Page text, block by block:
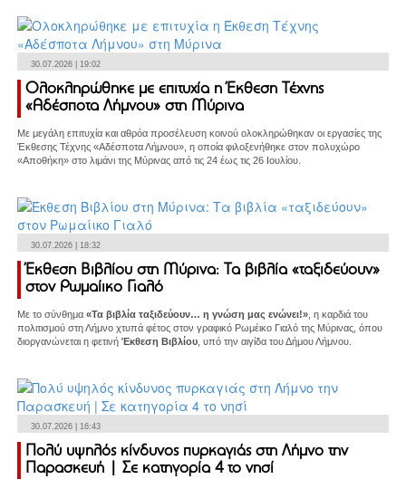
30.07.2026 | 19:02
Ολοκληρώθηκε με επιτυχία η Έκθεση Τέχνης
«Αδέσποτα Λήμνου» στη Μύρινα
Με μεγάλη επιτυχία και αθρόα προσέλευση κοινού ολοκληρώθηκαν οι εργασίες της
Έκθεσης Τέχνης «Αδέσποτα Λήμνου», η οποία φιλοξενήθηκε στον πολυχώρο
«Αποθήκη» στο λιμάνι της Μύρινας από τις 24 έως τις 26 Ιουλίου.
30.07.2026 | 18:32
Έκθεση Βιβλίου στη Μύρινα: Τα βιβλία «ταξιδεύουν»
στον Ρωμαίικο Γιαλό
Με το σύνθημα «Τα βιβλία ταξιδεύουν… η γνώση μας ενώνει!» , η καρδιά του
πολιτισμού στη Λήμνο χτυπά φέτος στον γραφικό Ρωμέικο Γιαλό της Μύρινας, όπου
διοργανώνεται η φετινή Έκθεση Βιβλίου , υπό την αιγίδα του Δήμου Λήμνου.
30.07.2026 | 16:43
Πολύ υψηλός κίνδυνος πυρκαγιάς στη Λήμνο την
Παρασκευή | Σε κατηγορία 4 το νησί